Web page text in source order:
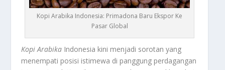
Kopi Arabika Indonesia: Primadona Baru Ekspor Ke
Pasar Global
Kopi Arabika Indonesia kini menjadi sorotan yang
menempati posisi istimewa di panggung perdagangan